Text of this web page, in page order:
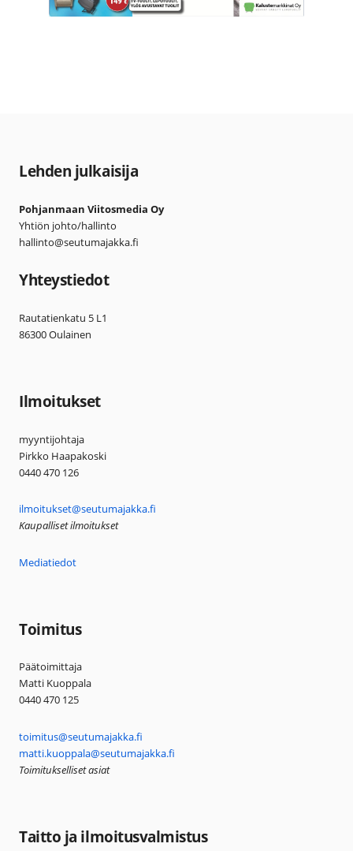
Lehden julkaisija
Pohjanmaan Viitosmedia Oy
Yhtiön johto/hallinto
hallinto@seutumajakka.fi
Yhteystiedot
Rautatienkatu 5 L1
86300 Oulainen
Ilmoitukset
myyntijohtaja
Pirkko Haapakoski
0440 470 126
ilmoitukset@seutumajakka.fi
Kaupalliset ilmoitukset
Mediatiedot
Toimitus
Päätoimittaja
Matti Kuoppala
0440 470 125
toimitus@seutumajakka.fi
matti.kuoppala@seutumajakka.fi
Toimitukselliset asiat
Taitto ja ilmoitusvalmistus